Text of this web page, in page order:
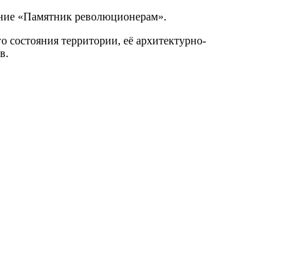
«Памятник революционерам».
территории, её архитектурно-